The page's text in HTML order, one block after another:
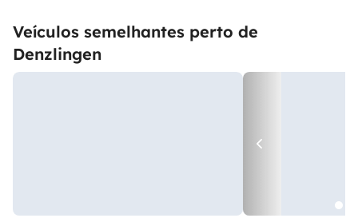
Veículos semelhantes perto de
Denzlingen